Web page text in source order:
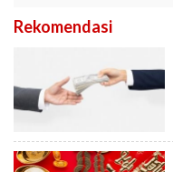
Rekomendasi